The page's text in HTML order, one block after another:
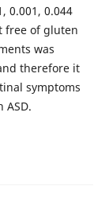
0.001, 0.044
free of gluten
was
therefore it
symptoms